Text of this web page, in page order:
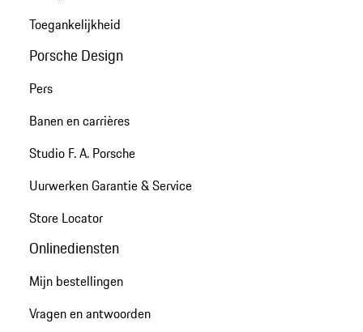
Toegankelijkheid
Porsche Design
Pers
Banen en carrières
Studio F. A. Porsche
Uurwerken Garantie & Service
Store Locator
Onlinediensten
Mijn bestellingen
Vragen en antwoorden